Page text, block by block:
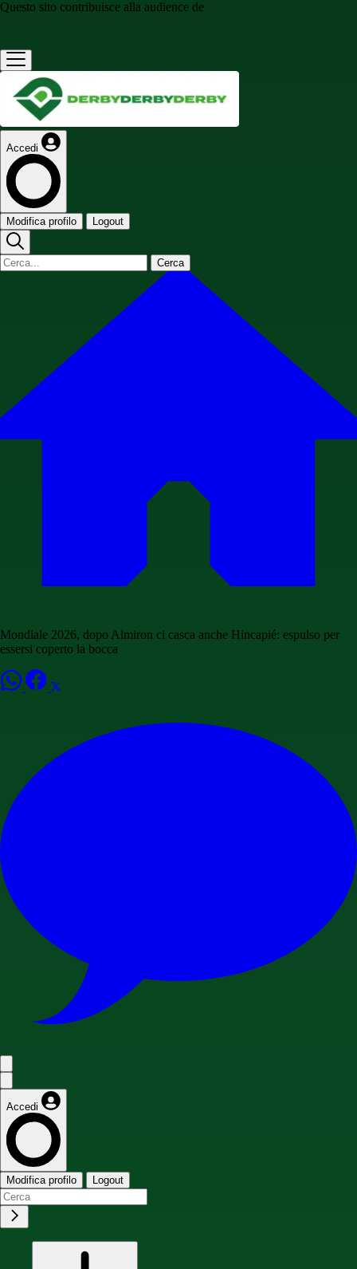
Questo sito contribuisce alla audience de
Accedi
Modifica profilo Logout
Cerca
Mondiale 2026, dopo Almiron ci casca anche Hincapié: espulso per
essersi coperto la bocca
Accedi
Modifica profilo Logout